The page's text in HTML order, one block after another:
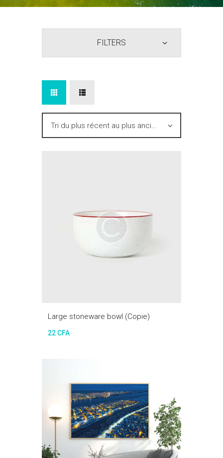
Large stoneware bowl (Copie)
22 CFA
FILTERS